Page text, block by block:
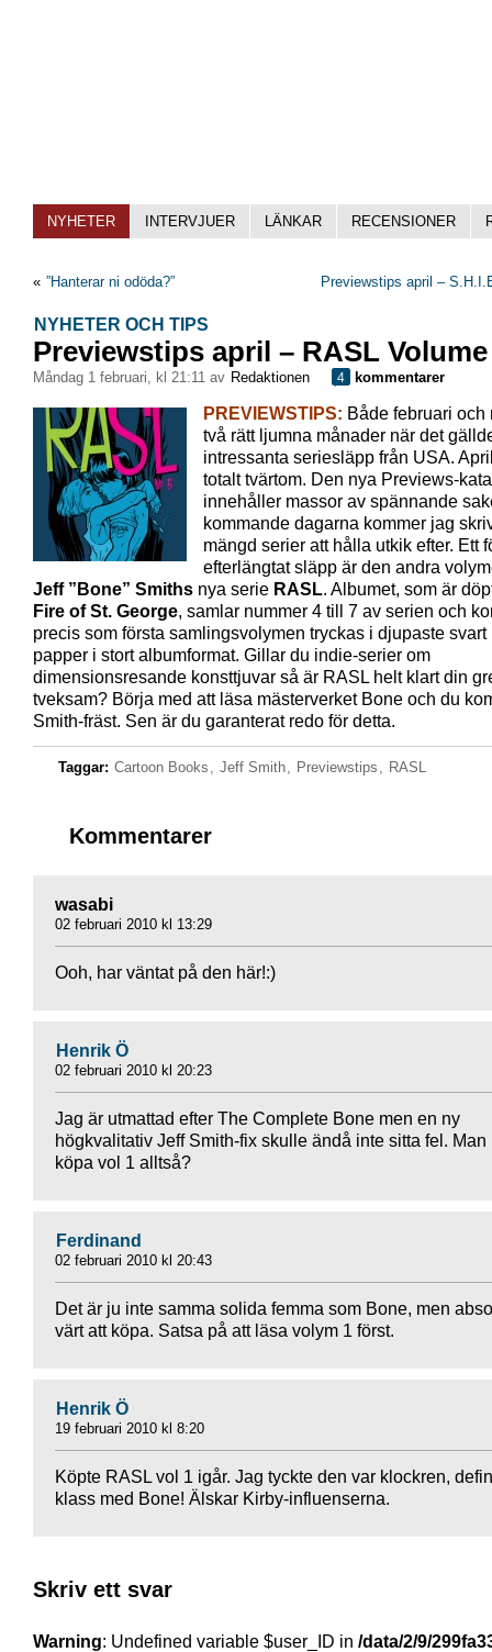
NYHETER INTERVJUER LÄNKAR RECENSIONER
« ”Hanterar ni odöda?” Previewstips april –
NYHETER OCH TIPS
Previewstips april – RASL Volume
måndag 1 februari, kl 21:11 av Redaktionen 4 kommentarer
PREVIEWSTIPS: Både februari och
två rätt ljumna månader när det
intressanta seriesläpp från USA.
totalt tvärtom. Den nya Previews-
innehåller massor av spännande
kommande dagarna kommer jag
mängd serier att hålla utkik efter. Ett
efterlängtat släpp är den andra
Jeff ”Bone” Smiths nya serie RASL. Albumet, som är
Fire of St. George, samlar nummer 4 till 7 av serien och
precis som första samlingsvolymen tryckas i djupaste svart
papper i stort albumformat. Gillar du indie-serier om
dimensionsresande konsttjuvar så är RASL helt klart din
tveksam? Börja med att läsa mästerverket Bone och du
Smith-fräst. Sen är du garanterat redo för detta.
Taggar: Cartoon Books , Jeff Smith, Previewstips , RASL
Kommentarer
wasabi
02 februari 2010 kl 13:29
Ooh, har väntat på den här!:)
Henrik Ö
02 februari 2010 kl 20:23
Jag är utmattad efter The Complete Bone men en ny
högkvalitativ Jeff Smith-fix skulle ändå inte sitta fel. Man
köpa vol 1 alltså?
Ferdinand
02 februari 2010 kl 20:43
Det är ju inte samma solida femma som Bone, men
värt att köpa. Satsa på att läsa volym 1 först.
Henrik Ö
19 februari 2010 kl 8:20
Köpte RASL vol 1 igår. Jag tyckte den var klockren,
klass med Bone! Älskar Kirby-influenserna.
Skriv ett svar
Warning: Undefined variable $user_ID in /data/2/9/